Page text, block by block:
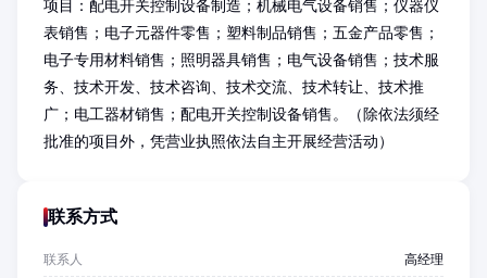
项目：配电开关控制设备制造；机械电气设备销售；仪器仪
表销售；电子元器件零售；塑料制品销售；五金产品零售；
电子专用材料销售；照明器具销售；电气设备销售；技术服
务、技术开发、技术咨询、技术交流、技术转让、技术推
广；电工器材销售；配电开关控制设备销售。（除依法须经
批准的项目外，凭营业执照依法自主开展经营活动）
联系方式
联系人 高经理